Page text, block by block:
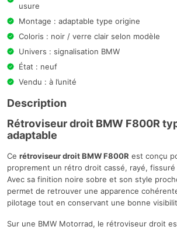
usure
Montage : adaptable type origine
Coloris : noir / verre clair selon modèle
Univers : signalisation BMW
État : neuf
Vendu : à l’unité
Description
Rétroviseur droit BMW F800R
adaptable
Ce rétroviseur droit BMW F800R est conçu
proprement un rétro droit cassé, rayé,
Avec sa finition noire sobre et son style
permet de retrouver une apparence
pilotage tout en conservant une bonne
Sur une BMW Motorrad, le rétroviseur droit